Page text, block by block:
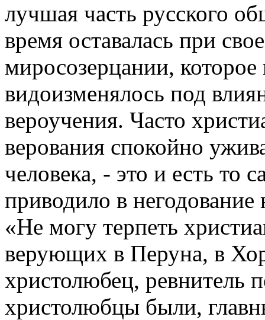
лучшая часть русского
время оставалась при
миросозерцании,
видоизменялось под
вероучения. Часто
верования спокойно
человека, - это и есть то
приводило в
«Не могу терпеть
верующих в Перуна, в
христолюбец, ревнитель
христолюбцы были,